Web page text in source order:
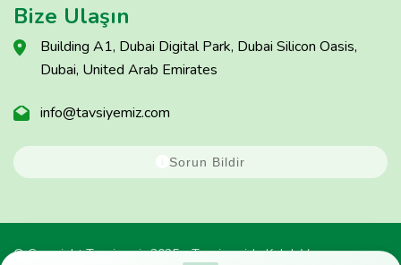
Bize Ulaşın
Building A1, Dubai Digital Park, Dubai Silicon Oasis,
Dubai, United Arab Emirates
info@tavsiyemiz.com
Sorun Bildir
© Copyright Tavsiyemiz 2025 - Tavsiyemiz'e Kulak Ver